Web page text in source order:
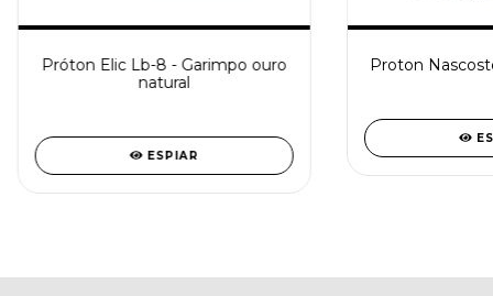
Próton Elic Lb-8 - Garimpo ouro
natural
ESPIAR
Proton